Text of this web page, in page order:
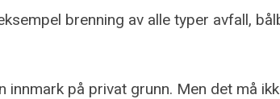
brenning av alle typer avfall,
på privat grunn. Men det må